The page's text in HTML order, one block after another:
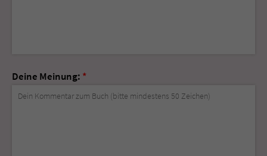
Deine Meinung: *